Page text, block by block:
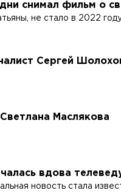
снимал фильм о
не стало в 2022
Сергей
Маслякова
вдова
новость стала